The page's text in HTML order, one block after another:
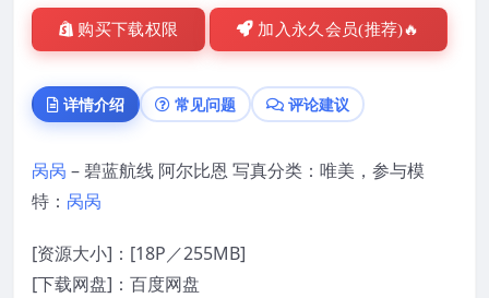
购买下载权限 加入永久会员(推荐)🔥
详情介绍 常见问题 评论建议
呙呙 – 碧蓝航线 阿尔比恩 写真分类：唯美，参与模
特： 呙呙
[资源大小]：[18P／255MB]
[下载网盘]：百度网盘